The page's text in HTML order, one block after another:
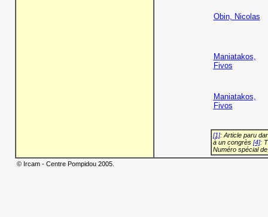
Obin, Nicolas
Maniatakos,
Fivos
Maniatakos,
Fivos
[1]: Article paru
à un congrès [4]:
Numéro spécial
© Ircam - Centre Pompidou 2005.